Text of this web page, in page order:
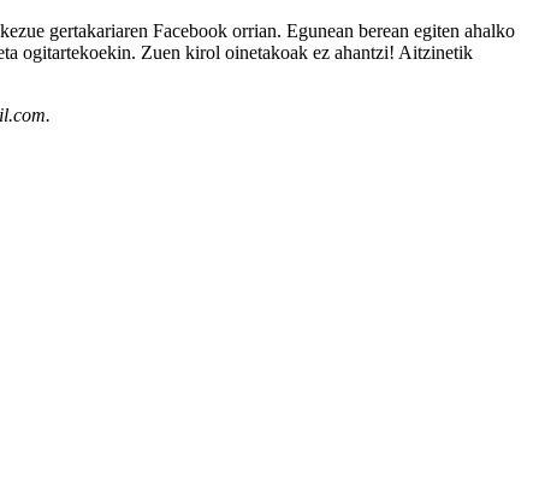
gertakariaren Facebook orrian. Egunean berean egiten ahalko
ogitartekoekin. Zuen kirol oinetakoak ez ahantzi! Aitzinetik